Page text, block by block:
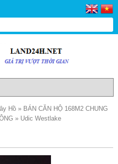
Hồ » BÁN CĂN HỘ 168M2 CHUNG
» Udic Westlake